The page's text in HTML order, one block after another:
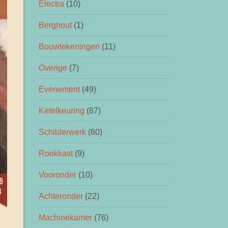
Electra (10)
Berghout(1)
Bouwtekeningen (11)
Overige (7)
Evenement(49)
Ketelkeuring (87)
Schilderwerk (60)
Rookkast(9)
Vooronder (10)
Achteronder (22)
Machinekamer (76)